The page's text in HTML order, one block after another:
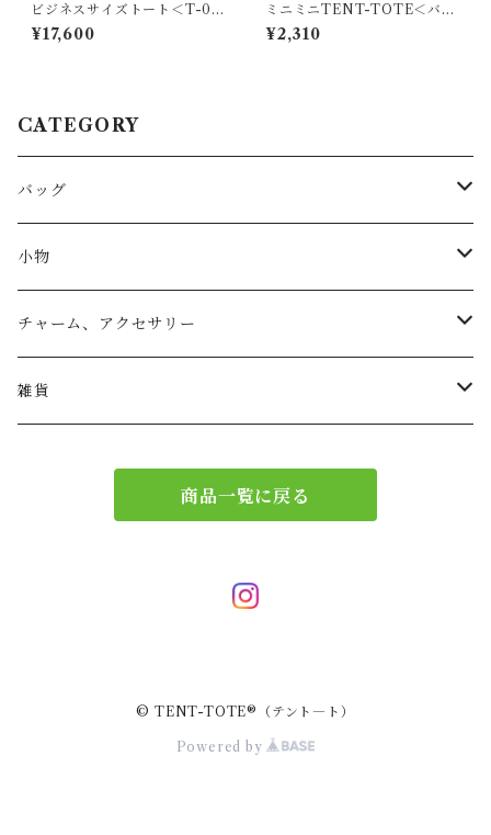
ビジネスサイズトート＜T-02
27＞
¥17,600
ミニミニTENT-TOTE＜バッ
グチャーム＞K-0511
¥2,310
CATEGORY
バッグ
トートバッグ
リュック
ショルダー
小物
小物入れ
チャーム、アクセサリー
バッグチャーム
雑貨
商品一覧に戻る
© TENT-TOTE®（テント―ト）
Powered by